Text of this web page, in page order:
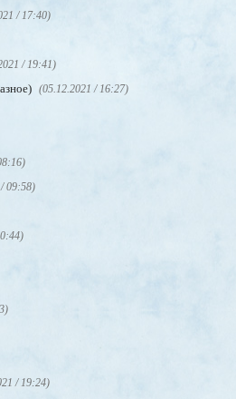
/ 17:40)
/ 19:41)
(05.12.2021 / 16:27)
09:58)
/ 19:24)